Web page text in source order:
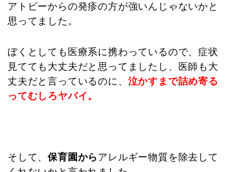
アトピーからの発疹の方が強いんじゃないかと
思ってました。
ぼくとしても医療系に携わっているので、症状
見てても大丈夫だと思ってましたし、医師も大
丈夫だと言っているのに、 泣かすまで詰め寄る
ってむしろヤバイ。
そして、保育園から アレルギー物質を除去して